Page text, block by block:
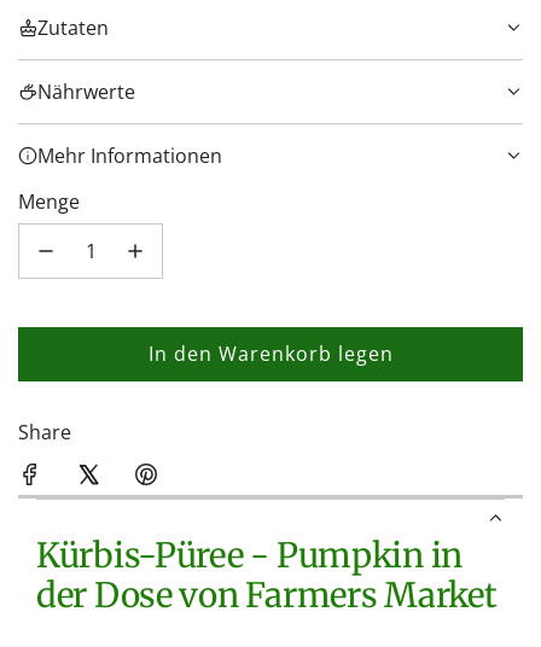
Zutaten
Nährwerte
Mehr Informationen
Menge
In den Warenkorb legen
L
Share
Kürbis-Püree - Pumpkin in
der Dose von Farmers Market